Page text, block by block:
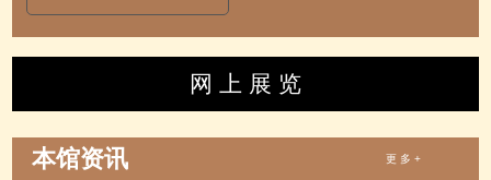
网 上 展 览
本馆资讯 更 多 +